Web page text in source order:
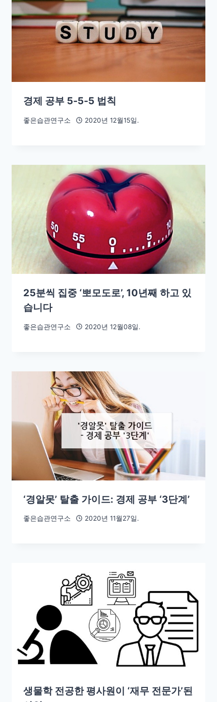
경제 공부 5-5-5 법칙
좋은습관연구소 2020년 12월15일.
25분씩 집중 ‘뽀모도로’, 10년째 하고 있
습니다
좋은습관연구소 2020년 12월08일.
‘경알못’ 탈출 가이드: 경제 공부 ‘3단계’
좋은습관연구소 2020년 11월27일.
생물학 전공한 평사원이 ‘재무 전문가’된